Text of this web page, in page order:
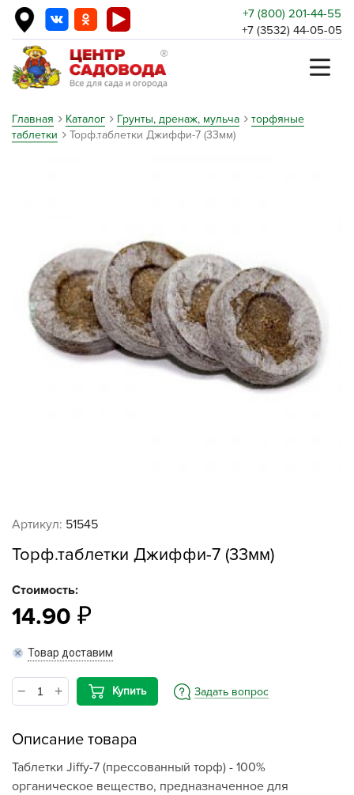
+7 (800) 201-44-55
+7 (3532) 44-05-05
Главная Каталог Грунты, дренаж, мульча
торфяные
таблетки
Торф.таблетки Джиффи-7 (33мм)
Артикул: 51545
Торф.таблетки Джиффи-7 (33мм)
Стоимость:
14.90
Товар доставим
Купить Задать вопрос
Описание товара
Таблетки Jiffy-7 (прессованный торф) - 100%
органическое вещество, предназначенное для